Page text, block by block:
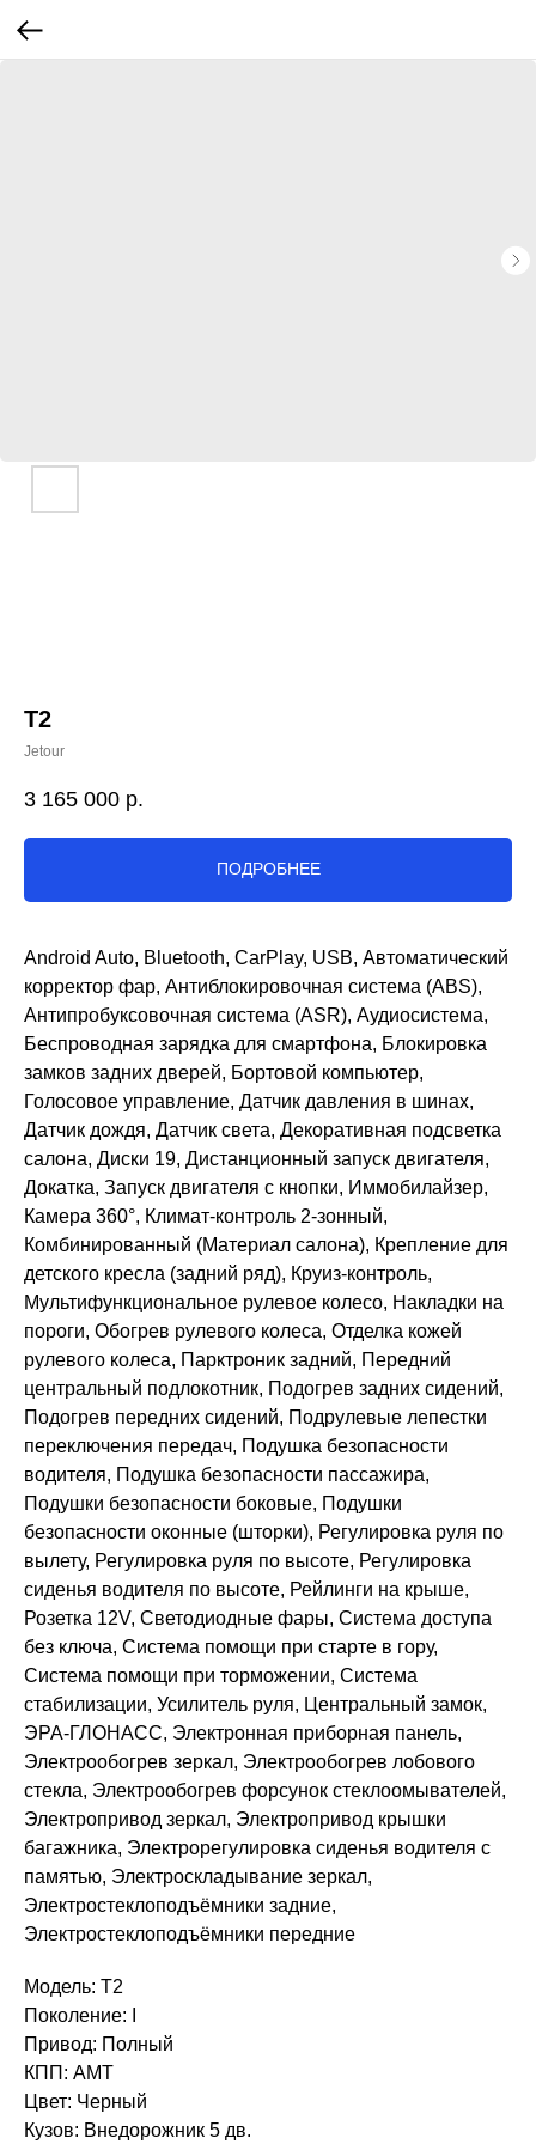
T2
Jetour
3 165 000 р.
ПОДРОБНЕЕ
Android Auto, Bluetooth, CarPlay, USB, Автоматический
корректор фар, Антиблокировочная система (ABS),
Антипробуксовочная система (ASR), Аудиосистема,
Беспроводная зарядка для смартфона, Блокировка
замков задних дверей, Бортовой компьютер,
Голосовое управление, Датчик давления в шинах,
Датчик дождя, Датчик света, Декоративная подсветка
салона, Диски 19, Дистанционный запуск двигателя,
Докатка, Запуск двигателя с кнопки, Иммобилайзер,
Камера 360°, Климат-контроль 2-зонный,
Комбинированный (Материал салона), Крепление для
детского кресла (задний ряд), Круиз-контроль,
Мультифункциональное рулевое колесо, Накладки на
пороги, Обогрев рулевого колеса, Отделка кожей
рулевого колеса, Парктроник задний, Передний
центральный подлокотник, Подогрев задних сидений,
Подогрев передних сидений, Подрулевые лепестки
переключения передач, Подушка безопасности
водителя, Подушка безопасности пассажира,
Подушки безопасности боковые, Подушки
безопасности оконные (шторки), Регулировка руля по
вылету, Регулировка руля по высоте, Регулировка
сиденья водителя по высоте, Рейлинги на крыше,
Розетка 12V, Светодиодные фары, Система доступа
без ключа, Система помощи при старте в гору,
Система помощи при торможении, Система
стабилизации, Усилитель руля, Центральный замок,
ЭРА-ГЛОНАСС, Электронная приборная панель,
Электрообогрев зеркал, Электрообогрев лобового
стекла, Электрообогрев форсунок стеклоомывателей,
Электропривод зеркал, Электропривод крышки
багажника, Электрорегулировка сиденья водителя с
памятью, Электроскладывание зеркал,
Электростеклоподъёмники задние,
Электростеклоподъёмники передние
Модель: T2
Поколение: I
Привод: Полный
КПП: AMT
Цвет: Черный
Кузов: Внедорожник 5 дв.